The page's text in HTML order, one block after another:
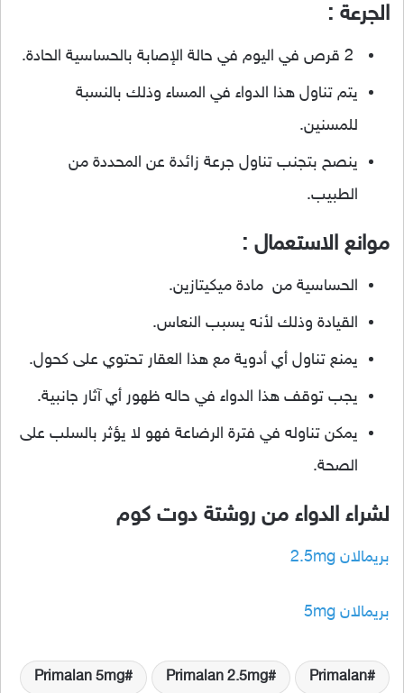
الجرعة :
يتم تناول هذا الدواء في المساء وذلك بالنسبة
للمسنين.
ينصح بتجنب تناول جرعة زائدة عن المحددة من
الطبيب.
موانع الاستعمال :
الحساسية من مادة ميكيتازين.
القيادة وذلك لأنه يسبب النعاس.
يمنع تناول أي أدوية مع هذا العقار تحتوي على كحول.
يجب توقف هذا الدواء في حاله ظهور أي آثار جانبية.
يمكن تناوله في فترة الرضاعة فهو لا يؤثر بالسلب على
الصحة.
لشراء الدواء من روشتة دوت كوم
بريمالان 2.5mg
بريمالان 5mg
Primalan
Primalan 2.5mg
Primalan 5mg